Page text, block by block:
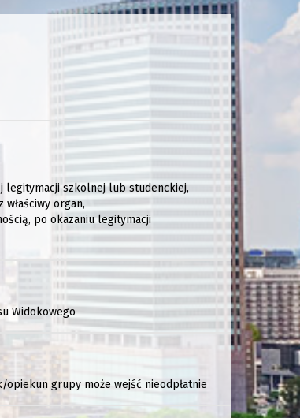
legitymacji szkolnej lub studenckiej,
organ,
po okazaniu legitymacji
Widokowego
grupy może wejść nieodpłatnie